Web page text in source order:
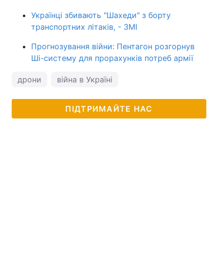
Українці збивають "Шахеди" з борту
транспортних літаків, - ЗМІ
Прогнозування війни: Пентагон розгорнув
Ші-систему для прорахунків потреб армії
дрони війна в Україні
ПІДТРИМАЙТЕ НАС